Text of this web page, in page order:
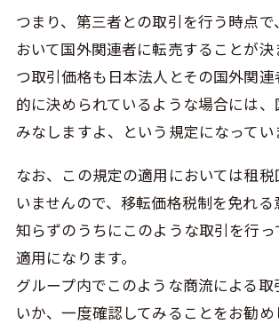
つまり、第三者との取引を行う時点
おいて国外関連者に転売することが決
つ取引価格も日本法人とその国外関
的に決められているような場合には
みなしますよ、という規定になってい
なお、この規定の適用においては租
いませんので、移転価格税制を免れ
知らずのうちにこのような取引を行っ
適用になります。
グループ内でこのような商流による
いか、一度確認してみることをお勧め